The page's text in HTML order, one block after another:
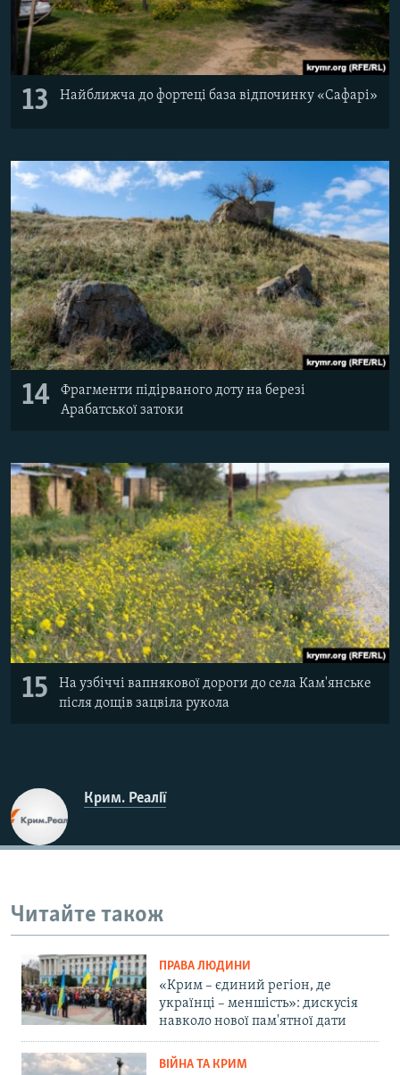
13 Найближча до фортеці база відпочинку «Сафарі»
14
Фрагменти підірваного доту на березі
Арабатської затоки
15
На узбіччі вапнякової дороги до села Кам'янське
після дощів зацвіла рукола
Крим. Реалії
Читайте також
ПРАВА ЛЮДИНИ
«Крим – єдиний регіон, де
українці – меншість»: дискусія
навколо нової пам'ятної дати
ВІЙНА ТА КРИМ